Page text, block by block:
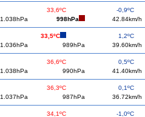
33,6ºC
-0,9ºC
1.038hPa 998hPa 42.84km/h
33,5ºC
1,2ºC
1.036hPa 989hPa 39.60km/h
36,6ºC
0,5ºC
1.038hPa 990hPa 41.40km/h
36,3ºC
0,1ºC
1.037hPa 987hPa 36.72km/h
34,1ºC
-1,0ºC